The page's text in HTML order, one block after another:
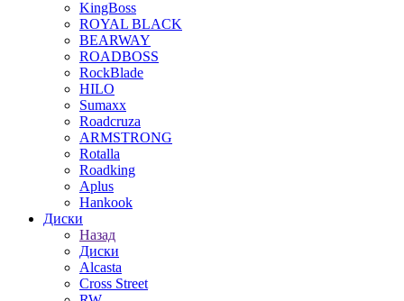
KingBoss
ROYAL BLACK
BEARWAY
ROADBOSS
RockBlade
HILO
Sumaxx
Roadcruza
ARMSTRONG
Rotalla
Roadking
Aplus
Hankook
Диски
Назад
Диски
Alcasta
Cross Street